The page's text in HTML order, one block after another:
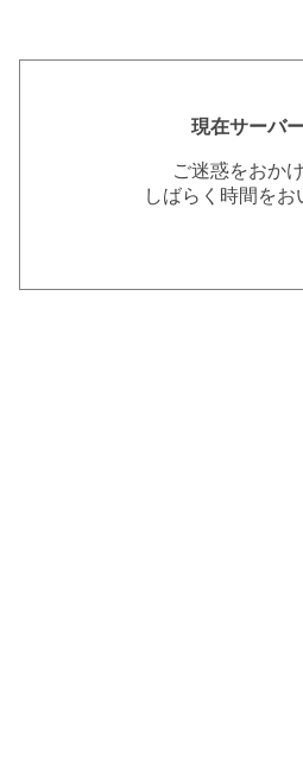
現在サーバ
ご迷惑をおか
しばらく時間を